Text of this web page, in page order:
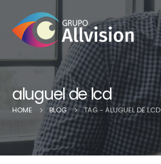
aluguel de lcd
HOME BLOG TAG - ALUGUEL DE LCD